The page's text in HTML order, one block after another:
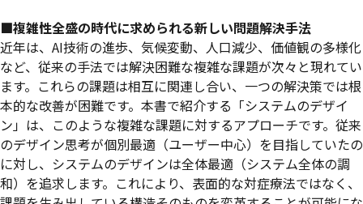
■複雑性全盛の時代に求められる新しい問題解決手法
近年は、AI技術の進歩、気候変動、人口減少、価値観の多様化
など、従来の手法では解決困難な複雑な課題が次々と現れてい
ます。これらの課題は相互に関連し合い、一つの解決策では根
本的な改善が困難です。本書で紹介する「システムのデザイ
ン」は、このような複雑な課題に対するアプローチです。従来
のデザイン思考が個別最適（ユーザー中心）を目指していたの
に対し、システムのデザインは全体最適（システム全体の調
和）を追求します。これにより、表面的な対症療法ではなく、